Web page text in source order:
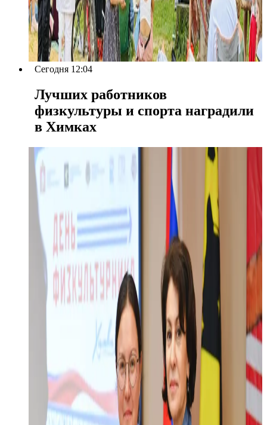
Сегодня 12:04
Лучших работников
физкультуры и спорта наградили
в Химках